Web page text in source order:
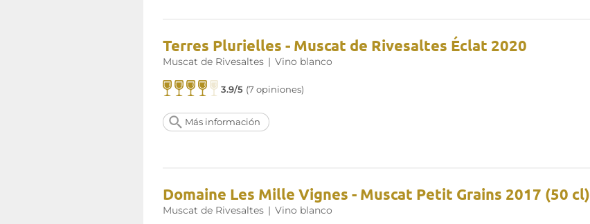
Terres Plurielles - Muscat de Rivesaltes Éclat 2020
Muscat de Rivesaltes | Vino blanco
3.9/5 (7 opiniones)
Más información
Domaine Les Mille Vignes - Muscat Petit Grains 2017 (50 cl)
Muscat de Rivesaltes | Vino blanco